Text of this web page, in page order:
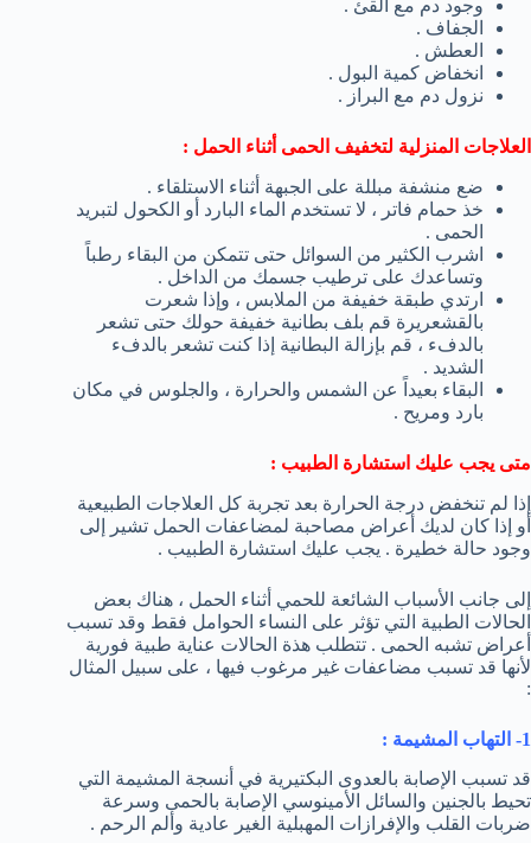
وجود دم مع القئ .
الجفاف .
العطش .
انخفاض كمية البول .
نزول دم مع البراز .
العلاجات المنزلية لتخفيف الحمى أثناء الحمل :
ضع منشفة مبللة على الجبهة أثناء الاستلقاء .
خذ حمام فاتر ، لا تستخدم الماء البارد أو الكحول لتبريد
الحمى .
اشرب الكثير من السوائل حتى تتمكن من البقاء رطباً
وتساعدك على ترطيب جسمك من الداخل .
ارتدي طبقة خفيفة من الملابس ، وإذا شعرت
بالقشعريرة قم بلف بطانية خفيفة حولك حتى تشعر
بالدفء ، قم بإزالة البطانية إذا كنت تشعر بالدفء
الشديد .
البقاء بعيداً عن الشمس والحرارة ، والجلوس في مكان
بارد ومريح .
متى يجب عليك استشارة الطبيب :
إذا لم تنخفض درجة الحرارة بعد تجربة كل العلاجات الطبيعية
أو إذا كان لديك أعراض مصاحبة لمضاعفات الحمل تشير إلى
وجود حالة خطيرة . يجب عليك استشارة الطبيب .
إلى جانب الأسباب الشائعة للحمي أثناء الحمل ، هناك بعض
الحالات الطبية التي تؤثر على النساء الحوامل فقط وقد تسبب
أعراض تشبه الحمى . تتطلب هذة الحالات عناية طبية فورية
لأنها قد تسبب مضاعفات غير مرغوب فيها ، على سبيل المثال
:
1- التهاب المشيمة :
قد تسبب الإصابة بالعدوى البكتيرية في أنسجة المشيمة التي
تحيط بالجنين والسائل الأمينوسي الإصابة بالحمى وسرعة
ضربات القلب والإفرازات المهبلية الغير عادية وألم الرحم .